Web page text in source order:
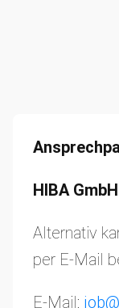
HIBA GmbH
Alternativ
per E-Mail
E-Mail: